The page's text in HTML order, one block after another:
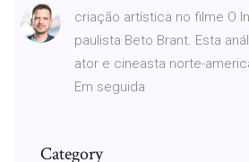
criação artística no filme O
paulista Beto Brant. Esta
ator e cineasta norte-
Em seguida
Category